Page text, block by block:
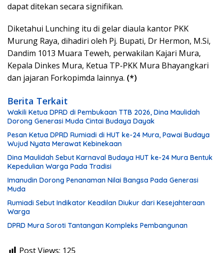
dapat ditekan secara signifikan.
Diketahui Lunching itu di gelar diaula kantor PKK
Murung Raya, dihadiri oleh Pj. Bupati, Dr Hermon, M.Si,
Dandim 1013 Muara Teweh, perwakilan Kajari Mura,
Kepala Dinkes Mura, Ketua TP-PKK Mura Bhayangkari
dan jajaran Forkopimda lainnya. (*)
Berita Terkait
Wakili Ketua DPRD di Pembukaan TTB 2026, Dina Maulidah
Dorong Generasi Muda Cintai Budaya Dayak
Pesan Ketua DPRD Rumiadi di HUT ke-24 Mura, Pawai Budaya
Wujud Nyata Merawat Kebinekaan
Dina Maulidah Sebut Karnaval Budaya HUT ke-24 Mura Bentuk
Kepedulian Warga Pada Tradisi
Imanudin Dorong Penanaman Nilai Bangsa Pada Generasi
Muda
Rumiadi Sebut Indikator Keadilan Diukur dari Kesejahteraan
Warga
DPRD Mura Soroti Tantangan Kompleks Pembangunan
Post Views: 125